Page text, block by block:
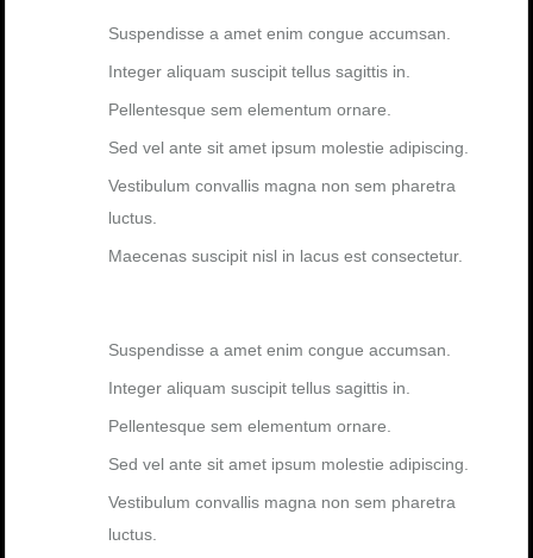
Suspendisse a amet enim congue accumsan.
Integer aliquam suscipit tellus sagittis in.
Pellentesque sem elementum ornare.
Sed vel ante sit amet ipsum molestie adipiscing.
Vestibulum convallis magna non sem pharetra
luctus.
Maecenas suscipit nisl in lacus est consectetur.
Suspendisse a amet enim congue accumsan.
Integer aliquam suscipit tellus sagittis in.
Pellentesque sem elementum ornare.
Sed vel ante sit amet ipsum molestie adipiscing.
Vestibulum convallis magna non sem pharetra
luctus.